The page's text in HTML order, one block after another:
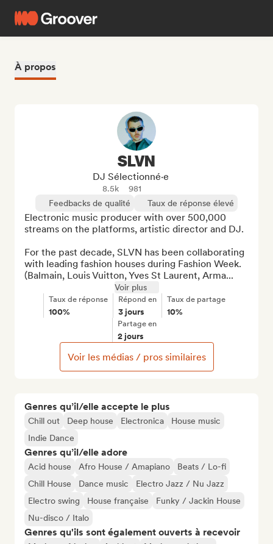
À propos
Genres qu’il/elle accepte le plus
Chill out Deep house Electronica
House music
Indie Dance
Genres qu’il/elle adore
Acid house Afro House / Amapiano
Beats / Lo-fi
Chill House
Dance music
Electro Jazz / Nu Jazz
Electro swing
House française
Funky / Jackin House
Nu-disco / Italo
Genres qu'ils sont également ouverts à recevoir
SLVN
DJ Sélectionné·e
8.5k
981
Feedbacks de qualité
Taux de réponse élevé
Electronic music producer with over 500,000
streams on the platforms, artistic director and DJ.
For the past decade, SLVN has been collaborating
with leading fashion houses during Fashion Week.
(Balmain, Louis Vuitton, Yves St Laurent, Arma...
Voir plus
Taux de réponse
100%
Répond en
3 jours
Taux de partage
10%
Partage en
2 jours
Voir les médias / pros similaires